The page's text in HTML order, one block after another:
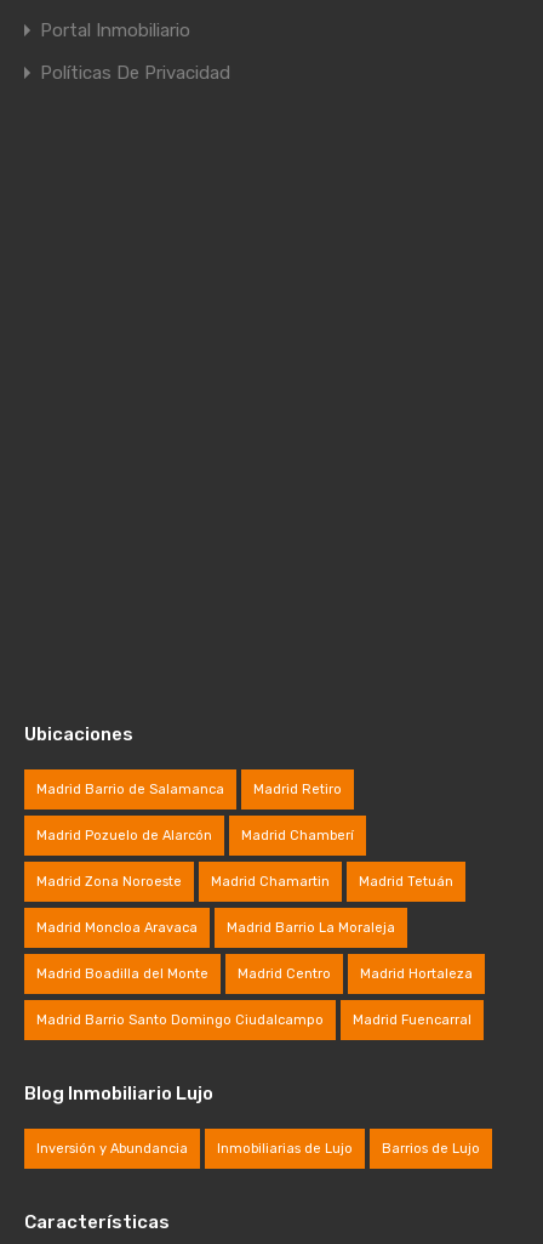
Portal Inmobiliario
Políticas De Privacidad
Ubicaciones
Madrid Barrio de Salamanca Madrid Retiro
Madrid Pozuelo de Alarcón Madrid Chamberí
Madrid Zona Noroeste Madrid Chamartin Madrid Tetuán
Madrid Moncloa Aravaca Madrid Barrio La Moraleja
Madrid Boadilla del Monte Madrid Centro Madrid Hortaleza
Madrid Barrio Santo Domingo Ciudalcampo Madrid Fuencarral
Blog Inmobiliario Lujo
Inversión y Abundancia Inmobiliarias de Lujo Barrios de Lujo
Características